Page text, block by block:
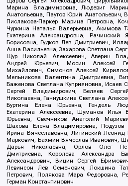
Марина Владимировна, Людевиг
Анатольевна, Паутов Юрий Анатольевич,
Пислакова-Паркер Марина Петровна,
Чуркина Наталья Валерьевна, Акимова
Екатерина Александровна,
Борисовна, Гудков Лев Дмитриевич,
Анна Васильевна, Захарова Светлана
Щур Николай Алексеевич, Аверин
Андрей Юрьевич, Мосин Алексей
Михайлович, Симонов Алексей
Мельникова Валентина Дмитриевна,
Баженова Светлана Куприяновна, Исаев
Сергей Владимирович, Беляев
Николаевна, Ганнушкина Светлана
Буртина Елена Юрьевна, Гендель
Екатерина Алексеевна, Шуманов Илья
Юрьевна, Свечников Анатолий
Шахова Елена Владимировна, Подузов
Ирина Вячеславовна, Литинский Леонид
Маркович, Бахмин Вячеслав Иванович,
Дарья Николаевна, Орлов Олег
Дмитриевна, Королева Александра
Александрович, Вицин Сергей
Левинсон Лев Семенович, Локшина
Петрович, Полякова Мара Федоровна,
Герман Константинович